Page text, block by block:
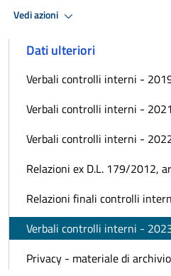
Vedi azioni
Dati ulteriori
Verbali controlli interni -
Verbali controlli interni - 2021
Verbali controlli interni -
Relazioni ex D.L. 179/2012,
Relazioni finali controlli
Verbali controlli interni -
Privacy - materiale di archivio